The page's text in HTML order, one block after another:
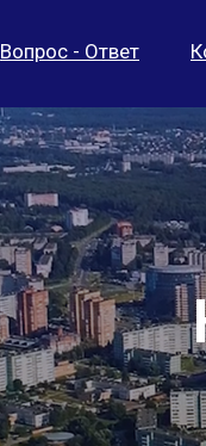
Вопрос - Ответ